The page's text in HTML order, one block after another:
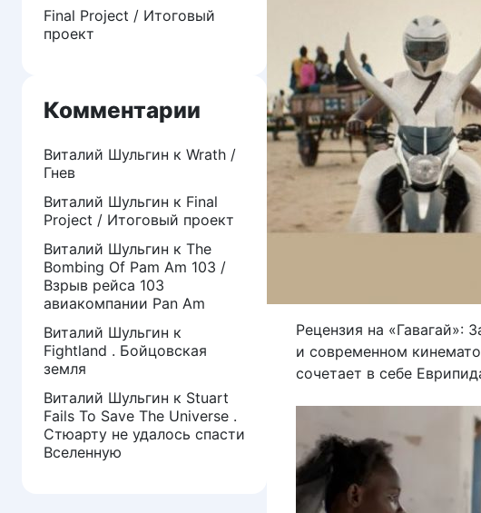
Рецензия на
и современном
сочетает в себе
Final Project / Итоговый
проект
Комментарии
Виталий Шульгин к Wrath /
Гнев
Виталий Шульгин к Final
Project / Итоговый проект
Виталий Шульгин к The
Bombing Of Pam Am 103 /
Взрыв рейса 103
авиакомпании Pan Am
Виталий Шульгин к
Fightland . Бойцовская
земля
Виталий Шульгин к Stuart
Fails To Save The Universe .
Стюарту не удалось спасти
Вселенную